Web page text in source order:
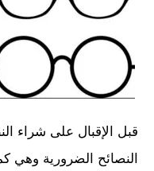
قبل الإقبال على شراء
النصائح الضرورية وهي